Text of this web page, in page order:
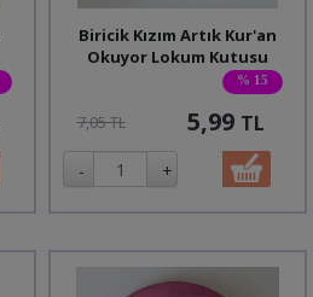
% 15
Biricik Kızım Artık Kur'an
Okuyor Lokum Kutusu
7,05 TL 5,99 TL